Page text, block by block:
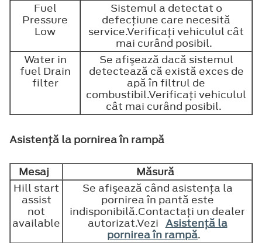
Fuel
Pressure
Low
Sistemul a detectat o
defecţiune care necesită
service.Verificaţi vehiculul cât
mai curând posibil.
Water in
fuel Drain
filter
Se afişează dacă sistemul
detectează că există exces de
apă în filtrul de
combustibil.Verificaţi vehiculul
cât mai curând posibil.
Asistenţă la pornirea în rampă
Mesaj
Măsură
Hill start
assist
not
available
Se afişează când asistenţa la
pornirea în pantă este
indisponibilă.Contactaţi un dealer
autorizat.Vezi Asistenţă la
pornirea în rampă.